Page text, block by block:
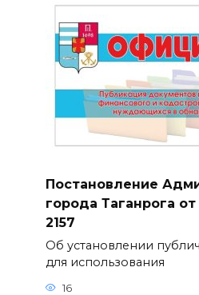
Постановление
города Таганрога
2157
Об установлении
для использования
16